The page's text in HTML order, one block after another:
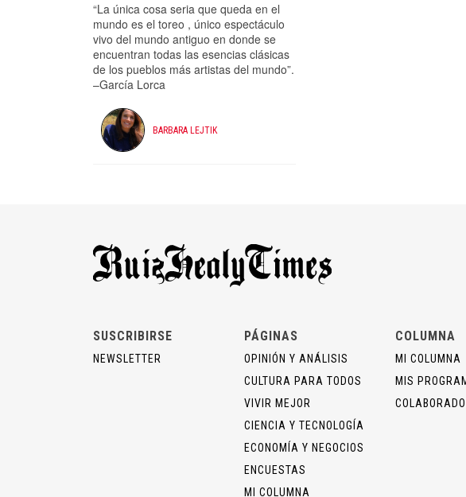
“La única cosa seria que queda en el
mundo es el toreo , único espectáculo
vivo del mundo antiguo en donde se
encuentran todas las esencias clásicas
de los pueblos más artistas del mundo”.
–García Lorca
BARBARA LEJTIK
SUSCRIBIRSE
NEWSLETTER
PÁGINAS
OPINIÓN Y ANÁLISIS
CULTURA PARA TODOS
VIVIR MEJOR
CIENCIA Y TECNOLOGÍA
ECONOMÍA Y NEGOCIOS
ENCUESTAS
MI COLUMNA
COLUMNA
MI COLUMNA
MIS